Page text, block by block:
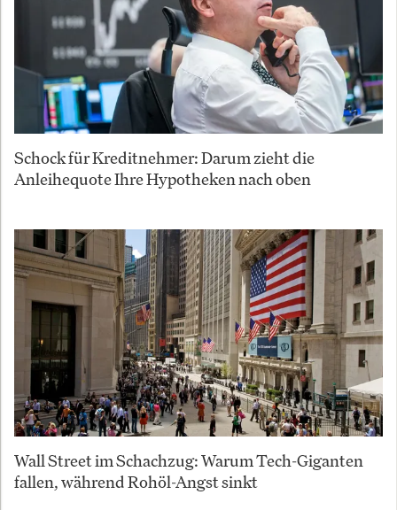
Schock für Kreditnehmer: Darum zieht die
Anleihequote Ihre Hypotheken nach oben
Wall Street im Schachzug: Warum Tech-Giganten
fallen, während Rohöl-Angst sinkt